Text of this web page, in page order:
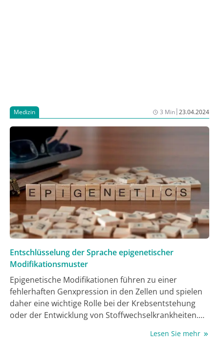
Medizin 3 Min|23.04.2024
Entschlüsselung der Sprache epigenetischer
Modifikationsmuster
Epigenetische Modifikationen führen zu einer
fehlerhaften Genxpression in den Zellen und spielen
daher eine wichtige Rolle bei der Krebsentstehung
oder der Entwicklung von Stoffwechselkrankheiten.
Lesen Sie mehr